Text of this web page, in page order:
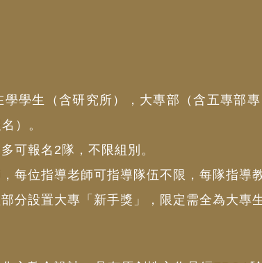
學生（含研究所），大專部（含五專部
）。
可報名2隊，不限組別。
每位指導老師可指導隊伍不限，每隊指導
分設置大專「新手獎」，限定需全為大專